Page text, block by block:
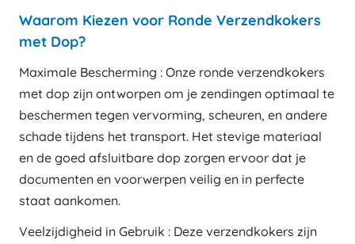
Waarom Kiezen voor Ronde Verzendkokers
met Dop?
Maximale Bescherming : Onze ronde verzendkokers
met dop zijn ontworpen om je zendingen optimaal te
beschermen tegen vervorming, scheuren, en andere
schade tijdens het transport. Het stevige materiaal
en de goed afsluitbare dop zorgen ervoor dat je
documenten en voorwerpen veilig en in perfecte
staat aankomen.
Veelzijdigheid in Gebruik : Deze verzendkokers zijn